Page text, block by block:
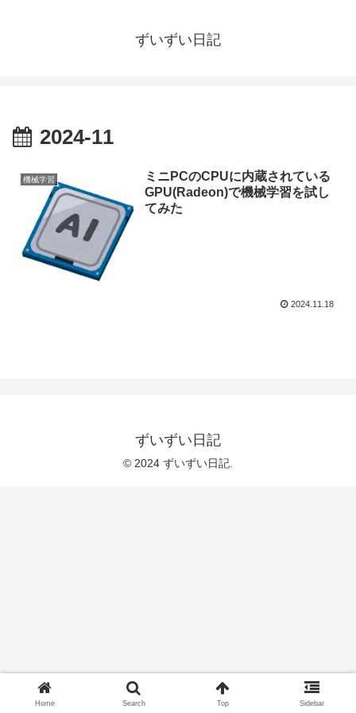
ずいずい日記
2024-11
機械学習
ミニPCのCPUに内蔵されている
GPU(Radeon)で機械学習を試し
てみた
2024.11.18
ずいずい日記
© 2024 ずいずい日記.
Home Search Top Sidebar